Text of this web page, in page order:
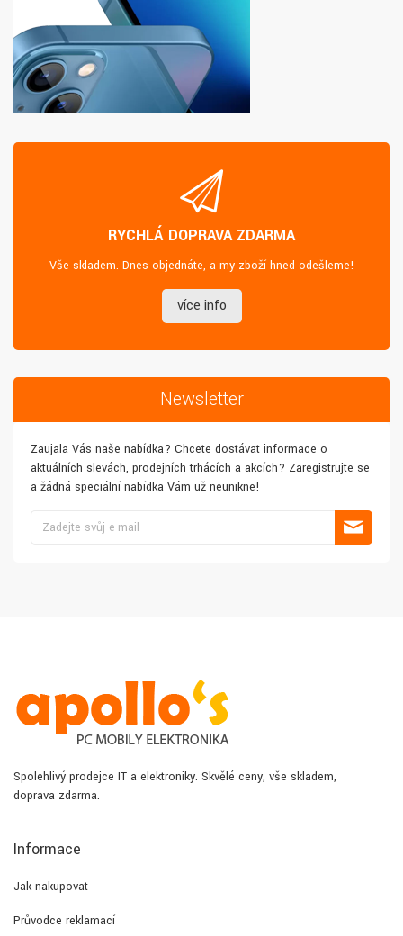
RYCHLÁ DOPRAVA ZDARMA
Vše skladem. Dnes objednáte, a my zboží hned odešleme!
více info
Newsletter
Zaujala Vás naše nabídka? Chcete dostávat informace o
aktuálních slevách, prodejních trhácích a akcích? Zaregistrujte se
a žádná speciální nabídka Vám už neunikne!
Spolehlivý prodejce IT a elektroniky. Skvělé ceny, vše skladem,
doprava zdarma.
Informace
Jak nakupovat
Průvodce reklamací